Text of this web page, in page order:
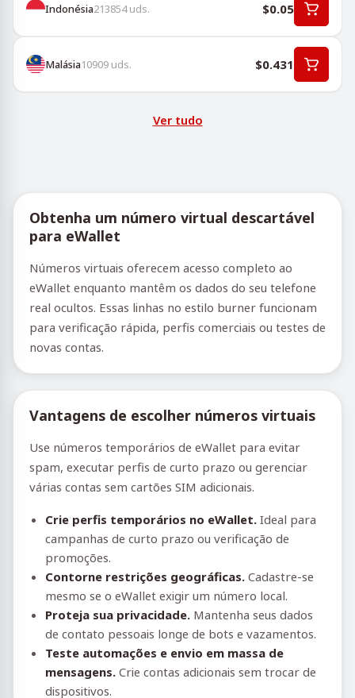
Indonésia213854uds. $0.05
Malásia10909 uds. $0.431
Ver tudo
Obtenha um número virtual descartável
para eWallet
Números virtuais oferecem acesso completo ao
eWallet enquanto mantêm os dados do seu telefone
real ocultos. Essas linhas no estilo burner funcionam
para verificação rápida, perfis comerciais ou testes de
novas contas.
Vantagens de escolher números virtuais
Use números temporários de eWallet para evitar
spam, executar perfis de curto prazo ou gerenciar
várias contas sem cartões SIM adicionais.
Crie perfis temporários no eWallet. Ideal para
campanhas de curto prazo ou verificação de
promoções.
Contorne restrições geográficas. Cadastre-se
mesmo se o eWallet exigir um número local.
Proteja sua privacidade. Mantenha seus dados
de contato pessoais longe de bots e vazamentos.
Teste automações e envio em massa de
mensagens. Crie contas adicionais sem trocar de
dispositivos.